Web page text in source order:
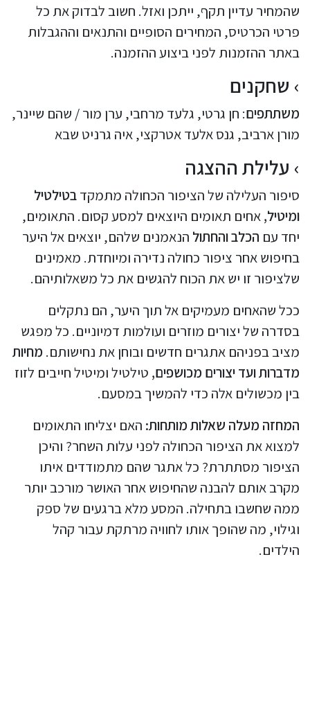
שהמחיר עדיין תקף, ייתכן ואזל. חשוב לבדוק את כל
פרטי הכרטיס, המחירים הסופיים והתנאים וההגבלות
באתר ההזמנות לפני ביצוע ההזמנה.
שחקנים
משתתפים: חן גרטי, גלעד מרחבי, ערן מור / שהם שיינר,
מורן ארביב, גנס אלעד אטרקצי, איה גרניט שבא
עלילת ההצגה
סיפור העלילה של הציפור הכחולה מתמקדבטילטיל
ומיטיל,אחים תאומים היוצאים למסע קסום. התאומים,
יחד עם הכלב והחתול הנאמנים שלהם, יוצאים אל היער
בחיפוש אחר ציפור כחולה נדירה ומיוחדת. מאמינים
שלציפור זו יש את הכוח להגשים את כל משאלותיהם.
ככל שהאחים מעמיקים אל תוך היער, הם נתקלים
בסדרה של יצורים מוזרים ועולמות דמיוניים. כל מפגש
מציב בפניהם אתגרים חדשים ובוחן את נחישותם. מחיות
מדברות ועד יצורים מכושפים, טילטיל ומיטיל חייבים לזוז
בין מכשולים אלה כדי להמשיך במסעם.
המחזה מעלה שאלות מותחות: האם יצליחו התאומים
למצוא את הציפור הכחולה לפני עלות השחר? והיכן
הציפור מסתתרת? כל אתגר שהם מתמודדים איתו
מקרב אותם להבנה שהחיפוש אחר האושר מורכב יותר
ממה שחשבו בתחילה. המסע מלא ברגעים של ספק
וגילוי, מה שהופך אותו לחוויה מרתקת עבור קהל
הילדים.